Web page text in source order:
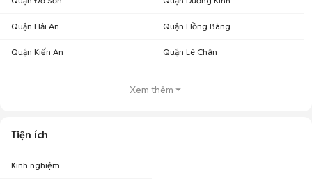
Quận Hải An Quận Hồng Bàng
Quận Kiến An Quận Lê Chân
Xem thêm
Tiện ích
Kinh nghiệm